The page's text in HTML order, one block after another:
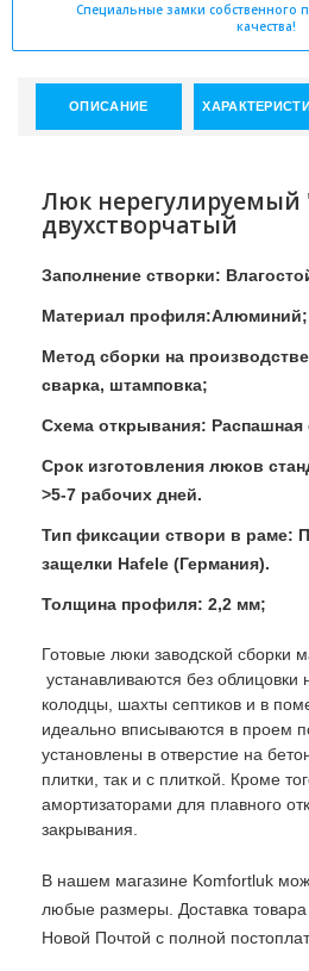
Специальные замки собственного
качества!
ОПИСАНИЕ
Люк нерегулируемый
двухстворчатый
Заполнение створки:
Материал профиля:Алюминий;
Метод сборки на
сварка, штамповка;
Схема открывания: Распашная
Срок изготовления люков
>5-7 рабочих дней.
Тип фиксации створи в раме:
защелки Hafele (Германия).
Толщина профиля: 2,2 мм;
Готовые люки заводской сборки
устанавливаются без
колодцы, шахты септиков и в
идеально вписываются в проем
установлены в отверстие на
плитки, так и с плиткой. Кроме
амортизаторами для плавного
закрывания.
В нашем магазине Komfortluk
любые размеры. Доставка товара
Новой Почтой с полной